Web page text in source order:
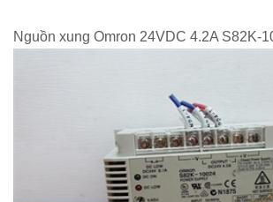
Nguồn xung Omron 24VDC 4.2A S82K-